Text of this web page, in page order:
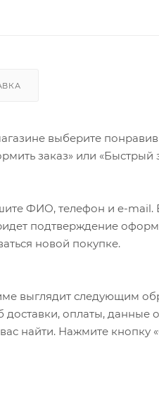
выберите
заказ» или «Быстрый
ФИО, телефон и e-mail.
подтверждение
новой покупке.
выглядит следующим
оплаты, данные
найти. Нажмите кнопку